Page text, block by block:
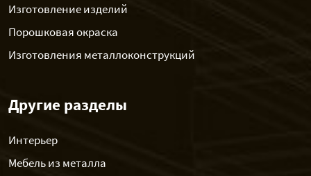
Изготовление изделий
Порошковая окраска
Изготовления металлоконструкций
Другие разделы
Интерьер
Мебель из металла